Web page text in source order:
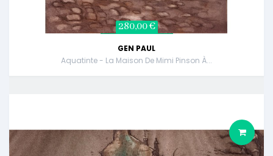
280,00 €
GEN PAUL
Aquatinte - La Maison De Mimi Pinson À...